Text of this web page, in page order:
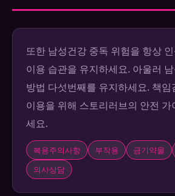
또한 남성건강 중독 위험을 항상
이용 습관을 유지하세요. 아울러
방법 다섯번째를 유지하세요. 책
이용을 위해 스토리러브의 안전
세요.
복용주의사항 부작용 금기약물
의사상담